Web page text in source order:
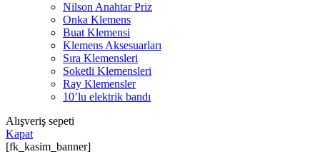
Nilson Anahtar Priz
Onka Klemens
Buat Klemensi
Klemens Aksesuarları
Sıra Klemensleri
Soketli Klemensleri
Ray Klemensler
10’lu elektrik bandı
Alışveriş sepeti
Kapat
[fk_kasim_banner]